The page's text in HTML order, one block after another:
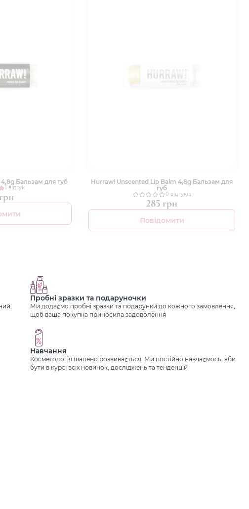
Бальзам для губ
1 відгук
Hurraw! Unscented Lip Balm 4,8g Бальзам для
губ
0 відгуків
285 грн
Повідомити
Пробні зразки та подаруночки
Ми додаємо пробні зразки та подарунки до кожного замовлення,
щоб ваша покупка приносила задоволення
Навчання
Косметологія шалено розвивається. Ми постійно навчаємось, аби
бути в курсі всіх новинок, досліджень та тенденцій